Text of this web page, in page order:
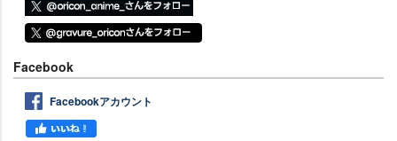
Facebook
Facebookアカウント